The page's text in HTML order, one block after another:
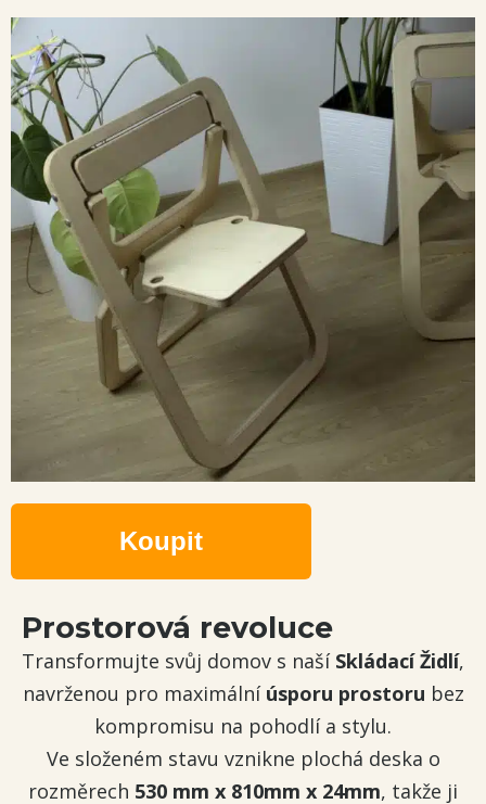
Koupit
Prostorová revoluce
Transformujte svůj domov s naší Skládací Židlí,
navrženou pro maximální úsporu prostoru bez
kompromisu na pohodlí a stylu.
Ve složeném stavu vznikne plochá deska o
rozměrech 530 mm x 810mm x 24mm, takže ji